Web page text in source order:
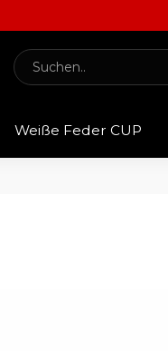
Weiße Feder CUP